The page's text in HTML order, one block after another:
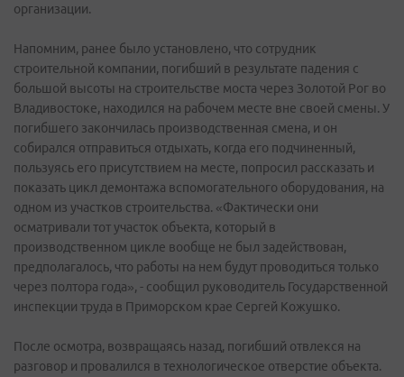
организации.
Напомним, ранее было установлено, что сотрудник
строительной компании, погибший в результате падения с
большой высоты на строительстве моста через Золотой Рог во
Владивостоке, находился на рабочем месте вне своей смены. У
погибшего закончилась производственная смена, и он
собирался отправиться отдыхать, когда его подчиненный,
пользуясь его присутствием на месте, попросил рассказать и
показать цикл демонтажа вспомогательного оборудования, на
одном из участков строительства. «Фактически они
осматривали тот участок объекта, который в
производственном цикле вообще не был задействован,
предполагалось, что работы на нем будут проводиться только
через полтора года», - сообщил руководитель Государственной
инспекции труда в Приморском крае Сергей Кожушко.
После осмотра, возвращаясь назад, погибший отвлекся на
разговор и провалился в технологическое отверстие объекта.